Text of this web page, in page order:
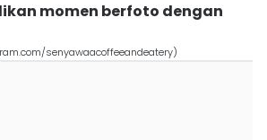
momen berfoto dengan
senyawaacoffeeandeatery)